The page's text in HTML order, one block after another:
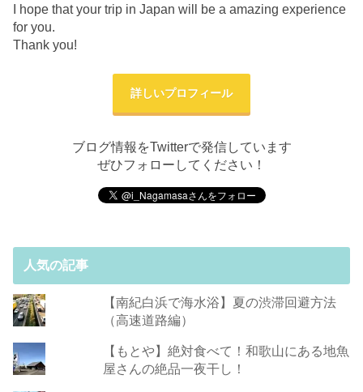
I hope that your trip in Japan will be a amazing experience
for you.
Thank you!
詳しいプロフィール
ブログ情報をTwitterで発信しています
ぜひフォローしてください！
人気の記事
【南紀白浜で海水浴】夏の渋滞回避方法
（高速道路編）
【もとや】絶対食べて！和歌山にある地魚
屋さんの絶品一夜干し！